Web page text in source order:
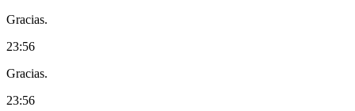
Gracias.
23:56
Gracias.
23:56